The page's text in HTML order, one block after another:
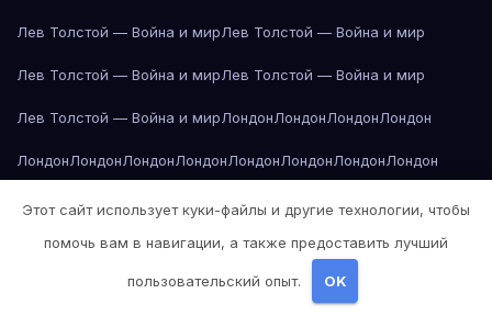
Лев Толстой — Война и мирЛев Толстой — Война и мир
Лев Толстой — Война и мирЛев Толстой — Война и мир
Лев Толстой — Война и мирЛондонЛондонЛондонЛондон
ЛондонЛондонЛондонЛондонЛондонЛондонЛондонЛондон
Лондон Лондон Лос-Анджелес Лос-Анджелес
Лос-АнджелесЛос-АнджелесЛос-АнджелесЛос-Анджелес
Лос-АнджелесЛос-АнджелесЛос-Анджелес
Этот сайт использует куки-файлы и другие технологии, чтобы
помочь вам в навигации, а также предоставить лучший
пользовательский опыт. OK